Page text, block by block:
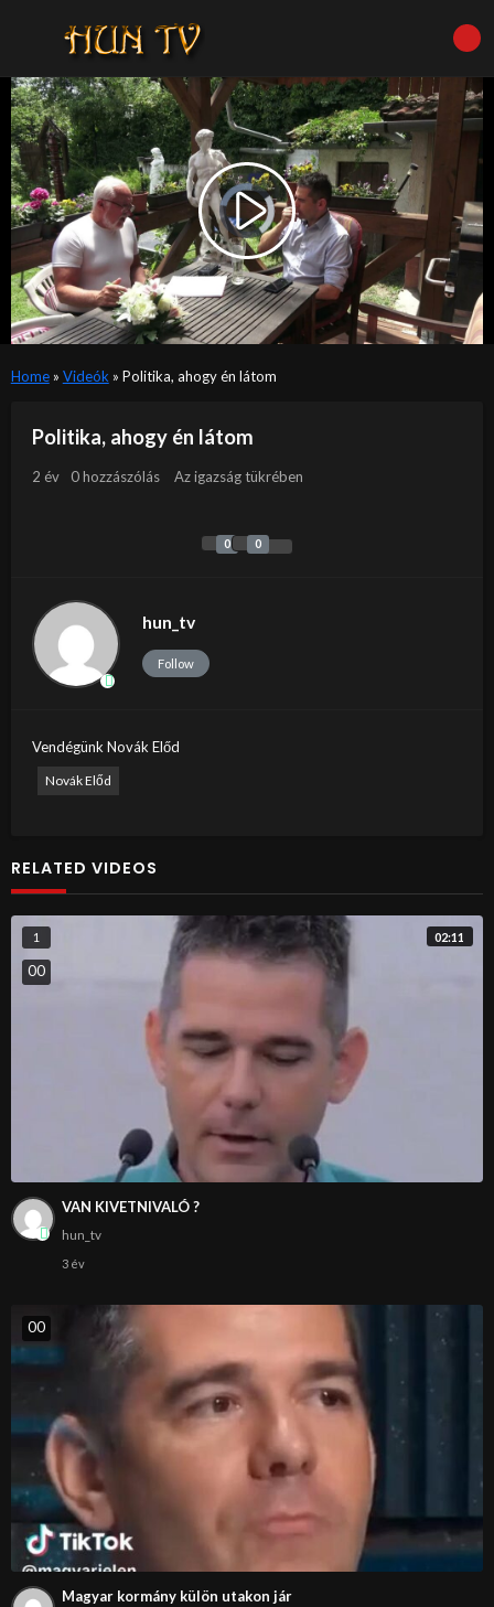
Video
Player
is
loading.Play
Video
Home» Videók » Politika, ahogy én látom
Politika, ahogy én látom
2 év 0 hozzászólás Az igazság tükrében
0 0
hun_tv
Follow
Vendégünk Novák Előd
Novák Előd
RELATED VIDEOS
02:11
1
00
VAN KIVETNIVALÓ ?
hun_tv
3 év
00
Magyar kormány külön utakon jár